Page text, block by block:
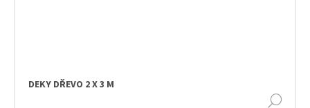
DEKY DŘEVO 2 X 3 M